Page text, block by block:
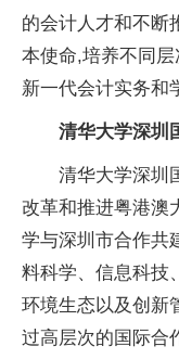
的会计人才和不断
本使命,培养不同
新一代会计实务和
清华大学深圳
清华大学深圳
改革和推进粤港澳
学与深圳市合作共
料科学、信息科技
环境生态以及创新
过高层次的国际合